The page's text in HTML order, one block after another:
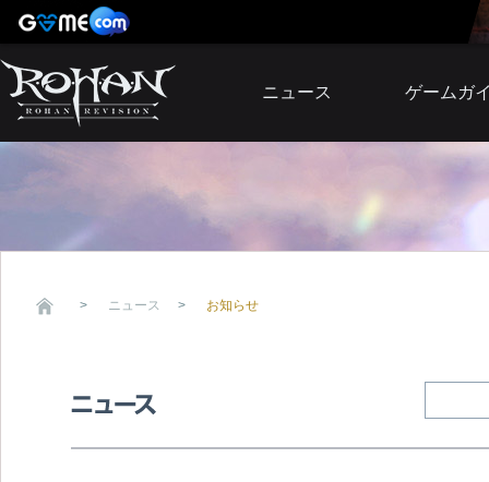
ニュース
アップデート
ゲームガ
ニュース お知らせ